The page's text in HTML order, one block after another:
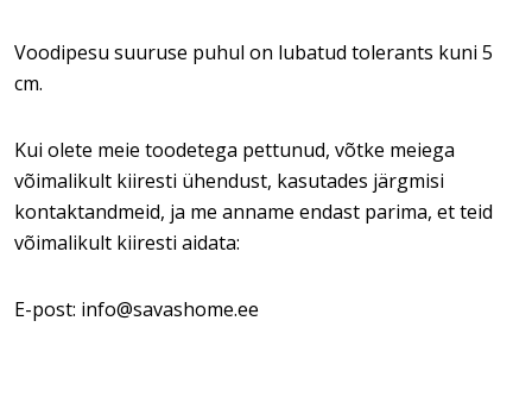
Voodipesu suuruse puhul on lubatud tolerants kuni 5
cm.
Kui olete meie toodetega pettunud, võtke meiega
võimalikult kiiresti ühendust, kasutades järgmisi
kontaktandmeid, ja me anname endast parima, et teid
võimalikult kiiresti aidata:
E-post: info@savashome.ee